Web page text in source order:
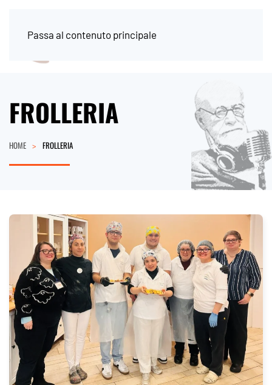
Passa al contenuto principale
FROLLERIA
HOME FROLLERIA